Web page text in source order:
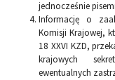
jednocześnie
Informację o
Komisji Krajowej,
18 XXVI KZD,
krajowych
ewentualnych